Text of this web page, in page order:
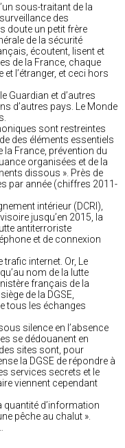
sous-traitant de la
des
doute un petit frère
de la sécurité
écoutent, lisent et
de la France, chaque
l’étranger, et ceci hors
Guardian et d’autres
d’autres pays. Le Monde
sont restreintes
des éléments essentiels
la France, prévention du
organisées et de la
dissous ». Près de
par année (chiffres 2011-
intérieur (DCRI),
jusqu’en 2015, la
antiterroriste
et de connexion
trafic internet. Or, Le
nom de la lutte
français de la
de la DGSE,
tous les échanges
silence en l’absence
se dédouanent en
sites sont, pour
la DGSE de répondre à
services secrets et le
viennent cependant
quantité d’information
pêche au chalut ».